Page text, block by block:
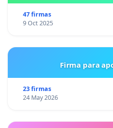
47 firmas
9 Oct 2025
Firma para
23 firmas
24 May 2026